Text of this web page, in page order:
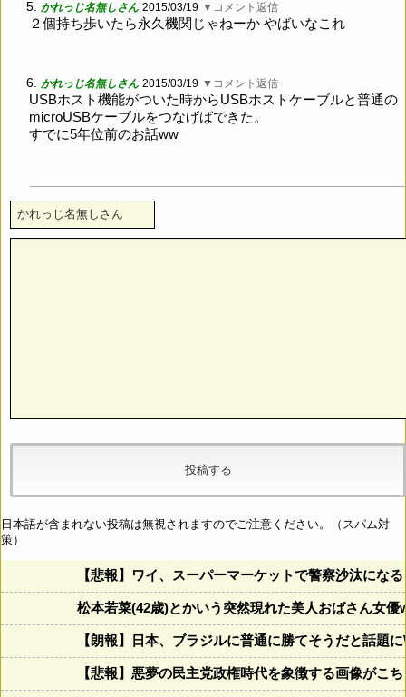
5. かれっじ名無しさん 2015/03/19 ▼コメント返信
２個持ち歩いたら永久機関じゃねーか やばいなこれ
6. かれっじ名無しさん 2015/03/19 ▼コメント返信
USBホスト機能がついた時からUSBホストケーブルと普通の
microUSBケーブルをつなげばできた。
すでに5年位前のお話ww
日本語が含まれない投稿は無視されますのでご注意ください。（スパム対
策）
【悲報】ワイ、スーパーマーケットで警察沙汰にな
松本若菜(42歳)とかいう突然現れた美人おばさん女優
【朗報】日本、ブラジルに普通に勝てそうだと話題
【悲報】悪夢の民主党政権時代を象徴する画像がこ